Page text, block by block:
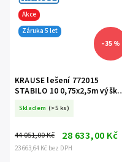
Akce
Záruka 5 let
–35 %
KRAUSE lešení 772015
STABILO 10 0,75x2,5m výška
Skladem (>5 ks)
23 663,64 Kč bez DPH
44 051,00 Kč 28 633,00 Kč